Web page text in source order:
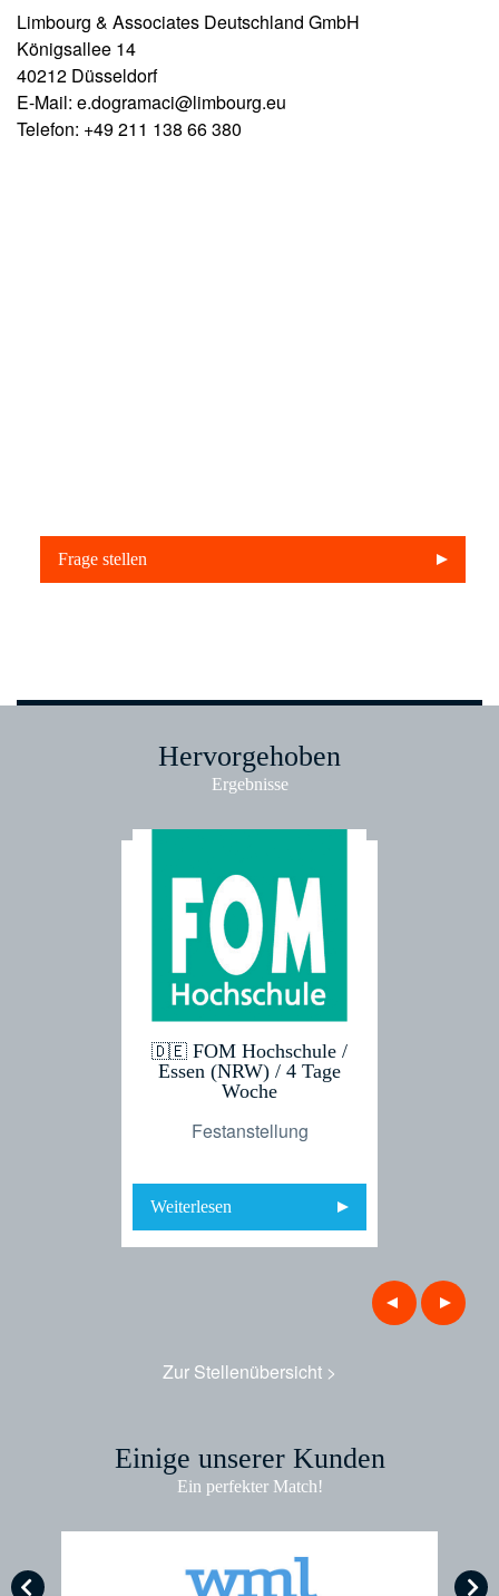
Limbourg & Associates Deutschland GmbH
Königsallee 14
40212 Düsseldorf
E-Mail: e.dogramaci@limbourg.eu
Telefon: +49 211 138 66 380
Frage stellen
Hervorgehoben
Ergebnisse
🇩🇪 FOM Hochschule /
Essen (NRW) / 4 Tage
Woche
Festanstellung
Weiterlesen
Zur Stellenübersicht >
Einige unserer Kunden
Ein perfekter Match!